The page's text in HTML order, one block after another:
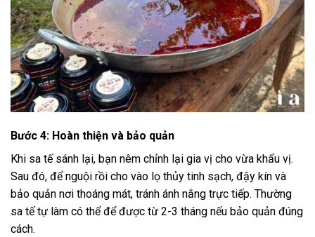
Bước 4: Hoàn thiện và bảo quản
Khi sa tế sánh lại, bạn nêm chỉnh lại gia vị cho vừa khẩu vị.
Sau đó, để nguội rồi cho vào lọ thủy tinh sạch, đậy kín và
bảo quản nơi thoáng mát, tránh ánh nắng trực tiếp. Thường
sa tế tự làm có thể để được từ 2-3 tháng nếu bảo quản đúng
cách.